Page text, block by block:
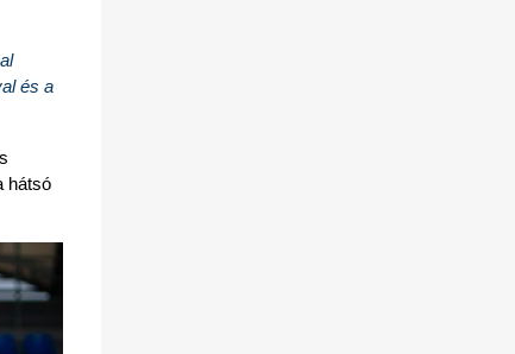
és a
hátsó